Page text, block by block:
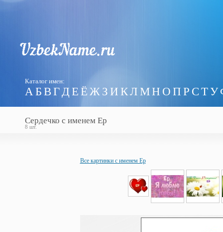
Каталог имен:
АБ ВГД Е Ё Ж З И КЛ МН О П Р С ТУ
Сердечко с именем Ер
8 шт.
Все картинки с именем Ер